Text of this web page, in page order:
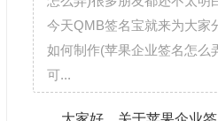
今天QMB签名宝就来为大家
如何制作(苹果企业签名怎么
可...